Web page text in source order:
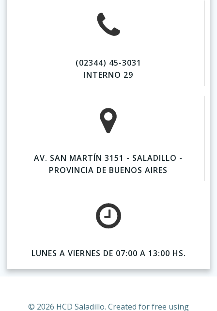
(02344) 45-3031
INTERNO 29
AV. SAN MARTÍN 3151 - SALADILLO -
PROVINCIA DE BUENOS AIRES
LUNES A VIERNES DE 07:00 A 13:00 HS.
© 2026 HCD Saladillo. Created for free using